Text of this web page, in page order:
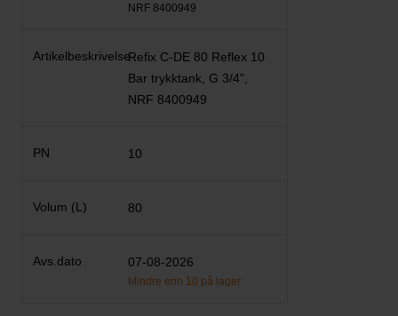
NRF 8400949
Refix C-DE 80 Reflex 10
Bar trykktank, G 3/4",
NRF 8400949
10
80
07-08-2026
Mindre enn 10 på lager